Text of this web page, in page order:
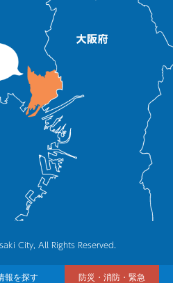
報を探す 防災・消防・緊急
City, All Rights Reserved.